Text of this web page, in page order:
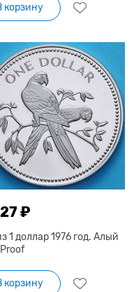
корзину
₽
1 доллар 1976 год. Алый
корзину